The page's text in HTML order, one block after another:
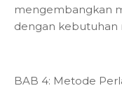
mengembangkan
dengan kebutuhan
BAB 4: Metode